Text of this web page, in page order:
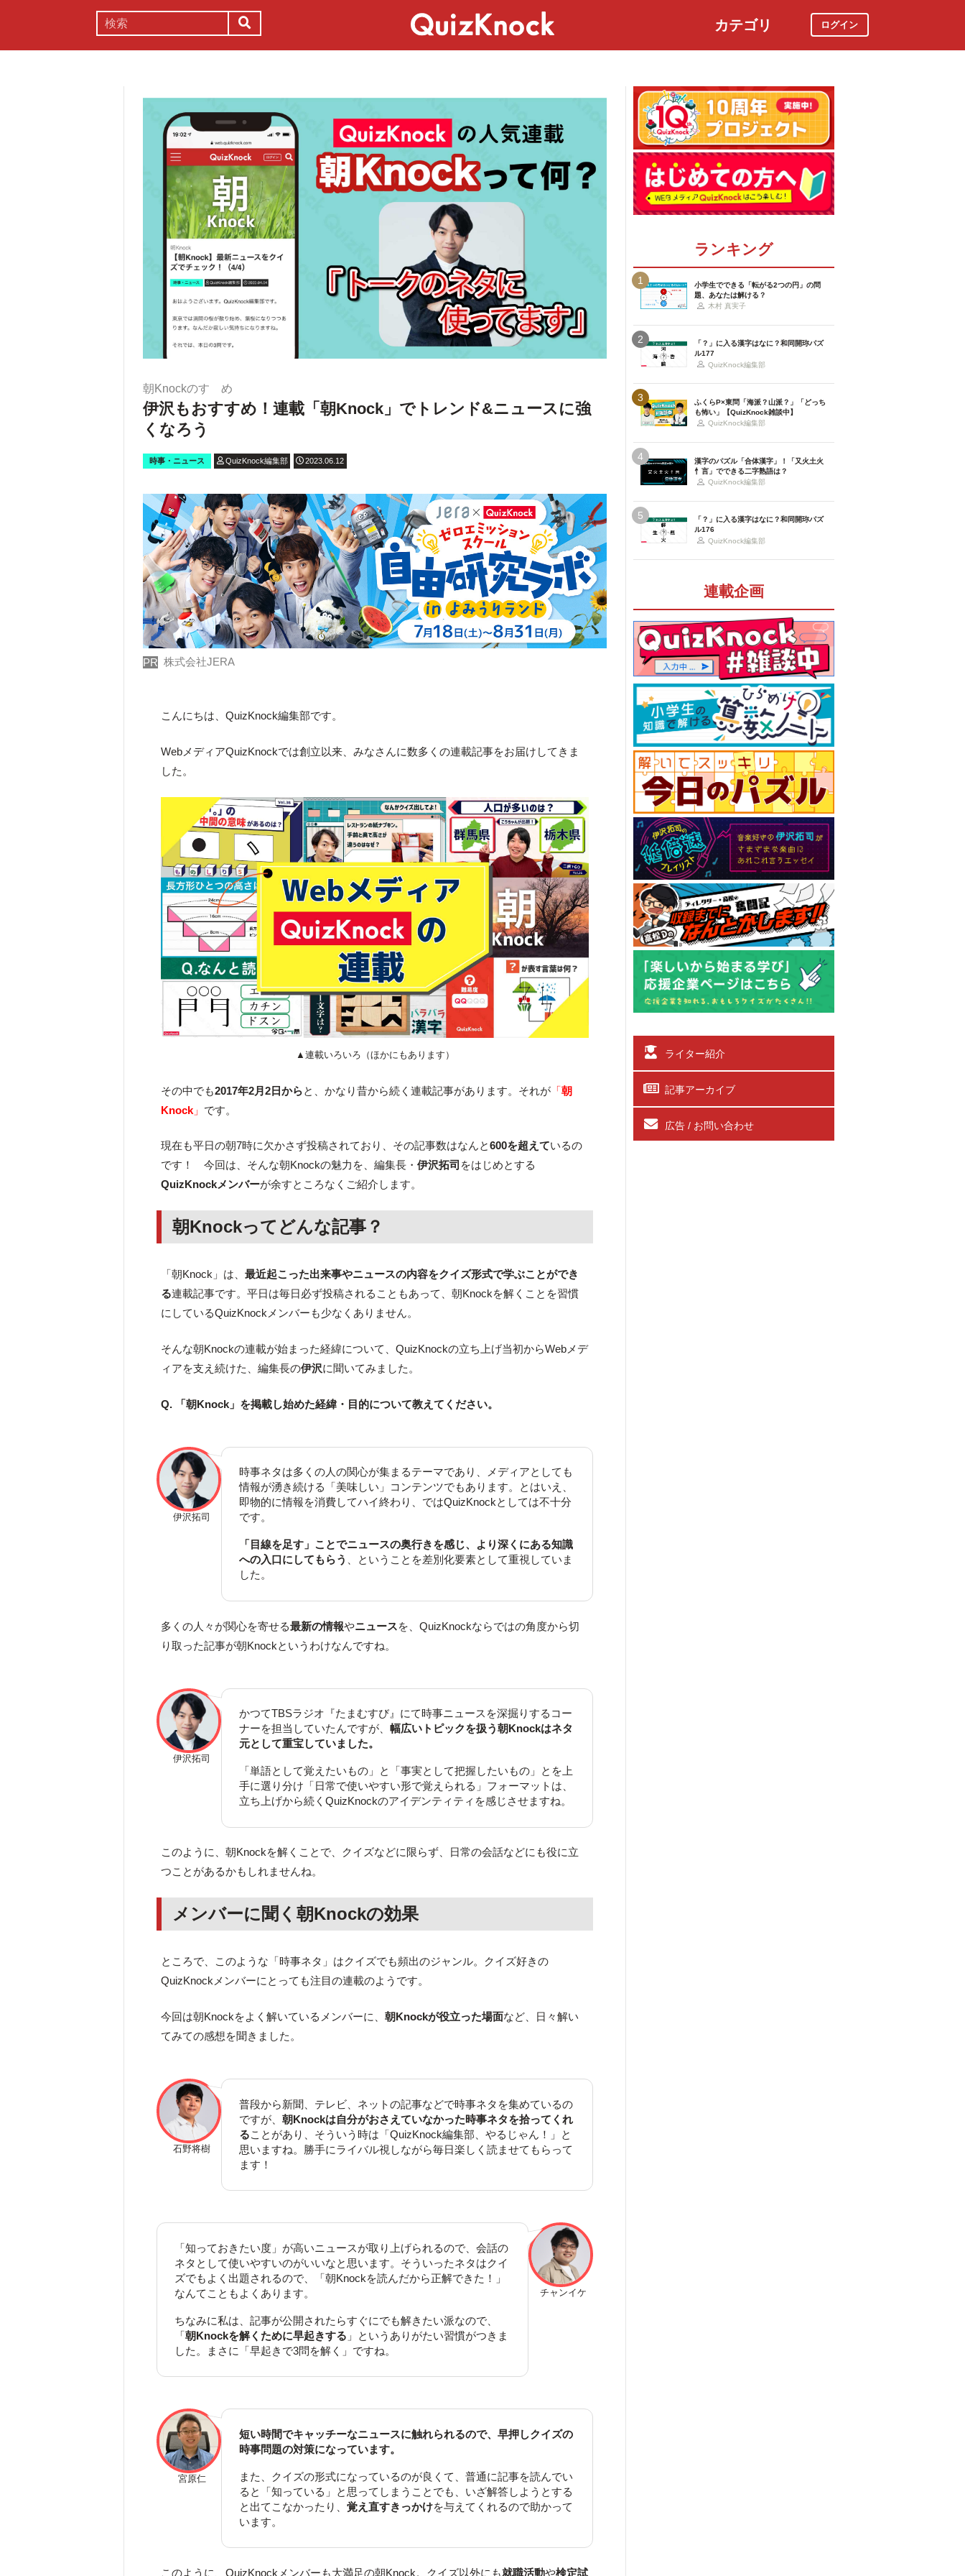
カテゴリ ログイン
朝Knockのすゝめ
伊沢もおすすめ！連載「朝Knock」でトレンド&ニュースに強
くなろう
時事・ニュース QuizKnock編集部 2023.06.12
PR 株式会社JERA
こんにちは、QuizKnock編集部です。
WebメディアQuizKnockでは創立以来、みなさんに数多くの連載記事をお届けしてきま
した。
▲連載いろいろ（ほかにもあります）
その中でも2017年2月2日からと、かなり昔から続く連載記事があります。それが 「朝
Knock 」 です。
現在も平日の朝7時に欠かさず投稿されており、その記事数はなんと600を超えているの
です！ 今回は、そんな朝Knockの魅力を、編集長・伊沢拓司 をはじめとする
QuizKnockメンバーが余すところなくご紹介します。
朝Knockってどんな記事？
「朝Knock」は、最近起こった出来事やニュースの内容をクイズ形式で学ぶことができ
る連載記事です。平日は毎日必ず投稿されることもあって、朝Knockを解くことを習慣
にしているQuizKnockメンバーも少なくありません。
そんな朝Knockの連載が始まった経緯について、QuizKnockの立ち上げ当初からWebメデ
ィアを支え続けた、編集長の伊沢に聞いてみました。
Q. 「朝Knock」を掲載し始めた経緯・目的について教えてください。
伊沢拓司
時事ネタは多くの人の関心が集まるテーマであり、メディアとしても
情報が湧き続ける「美味しい」コンテンツでもあります。とはいえ、
即物的に情報を消費してハイ終わり、ではQuizKnockとしては不十分
です。
「目線を足す」ことでニュースの奥行きを感じ、より深くにある知識
への入口にしてもらう 、ということを差別化要素として重視していま
した。
多くの人々が関心を寄せる最新の情報やニュースを、QuizKnockならではの角度から切
り取った記事が朝Knockというわけなんですね。
伊沢拓司
かつてTBSラジオ『たまむすび』にて時事ニュースを深掘りするコー
ナーを担当していたんですが、幅広いトピックを扱う朝Knockはネタ
元として重宝していました。
「単語として覚えたいもの」と「事実として把握したいもの」とを上
手に選り分け「日常で使いやすい形で覚えられる」フォーマットは、
立ち上げから続くQuizKnockのアイデンティティを感じさせますね。
このように、朝Knockを解くことで、クイズなどに限らず、日常の会話などにも役に立
つことがあるかもしれませんね。
メンバーに聞く朝Knockの効果
ところで、このような「時事ネタ」はクイズでも頻出のジャンル。クイズ好きの
QuizKnockメンバーにとっても注目の連載のようです。
今回は朝Knockをよく解いているメンバーに、朝Knockが役立った場面など、日々解い
てみての感想を聞きました。
石野将樹
普段から新聞、テレビ、ネットの記事などで時事ネタを集めているの
ですが、朝Knockは自分がおさえていなかった時事ネタを拾ってくれ
ることがあり、そういう時は「QuizKnock編集部、やるじゃん！」と
思いますね。勝手にライバル視しながら毎日楽しく読ませてもらって
ます！
チャンイケ
「知っておきたい度」が高いニュースが取り上げられるので、会話の
ネタとして使いやすいのがいいなと思います。そういったネタはクイ
ズでもよく出題されるので、「朝Knockを読んだから正解できた！」
なんてこともよくあります。
ちなみに私は、記事が公開されたらすぐにでも解きたい派なので、
「朝Knockを解くために早起きする 」というありがたい習慣がつきま
した。まさに「早起きで3問を解く」ですね。
宮原仁
短い時間でキャッチーなニュースに触れられるので、早押しクイズの
時事問題の対策になっています。
また、クイズの形式になっているのが良くて、普通に記事を読んでい
ると「知っている」と思ってしまうことでも、いざ解答しようとする
と出てこなかったり、覚え直すきっかけを与えてくれるので助かって
います。
このように、QuizKnockメンバーも大満足の朝Knock。クイズ以外にも就職活動や検定試
ランキング
1
小学生でできる「転がる2つの円」の問
題、あなたは解ける？
木村 真実子
2
「？」に入る漢字はなに？和同開珎パズ
ル177
QuizKnock編集部
3
ふくらP×東問「海派？山派？」「どっち
も怖い」【QuizKnock雑談中】
QuizKnock編集部
4
漢字のパズル「合体漢字」！「又火土火
忄言」でできる二字熟語は？
QuizKnock編集部
5
「？」に入る漢字はなに？和同開珎パズ
ル176
QuizKnock編集部
連載企画
ライター紹介
記事アーカイブ
広告 / お問い合わせ